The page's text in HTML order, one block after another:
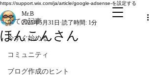
https://support.wix.com/ja/article/google-adsense-を設定する
全ての記事
今すぐ始める
コミュニティ
ブログ作成のヒント
ほんこんさん
Mr.B
2025年5月31日 読了時間: 1分